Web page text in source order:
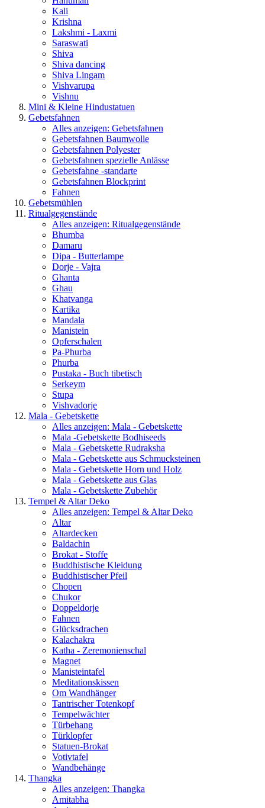
Kali
Krishna
Lakshmi - Laxmi
Saraswati
Shiva
Shiva dancing
Shiva Lingam
Vishvarupa
Vishnu
Mini & Kleine Hindustatuen
Gebetsfahnen
Alles anzeigen: Gebetsfahnen
Gebetsfahnen Baumwolle
Gebetsfahnen Polyester
Gebetsfahnen spezielle Anlässe
Gebetsfahne -standarte
Gebetsfahnen Blockprint
Fahnen
Gebetsmühlen
Ritualgegenstände
Alles anzeigen: Ritualgegenstände
Bhumba
Damaru
Dipa - Butterlampe
Dorje - Vajra
Ghanta
Ghau
Khatvanga
Kartika
Mandala
Manistein
Opferschalen
Pa-Phurba
Phurba
Pustaka - Buch tibetisch
Serkeym
Stupa
Vishvadorje
Mala - Gebetskette
Alles anzeigen: Mala - Gebetskette
Mala -Gebetskette Bodhiseeds
Mala - Gebetskette Rudraksha
Mala - Gebetskette aus Schmucksteinen
Mala - Gebetskette Horn und Holz
Mala - Gebetskette aus Glas
Mala - Gebetskette Zubehör
Tempel & Altar Deko
Alles anzeigen: Tempel & Altar Deko
Altar
Altardecken
Baldachin
Brokat - Stoffe
Buddhistische Kleidung
Buddhistischer Pfeil
Chopen
Chukor
Doppeldorje
Fahnen
Glücksdrachen
Kalachakra
Katha - Zeremonienschal
Magnet
Manisteintafel
Meditationskissen
Om Wandhänger
Tantrischer Totenkopf
Tempelwächter
Türbehang
Türklopfer
Statuen-Brokat
Votivtafel
Wandbehänge
Thangka
Alles anzeigen: Thangka
Amitabha